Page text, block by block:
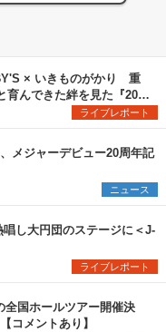
× いきものがかり 重
育んできた絆を見た『20周
ライブレポート
メジャーデビュー20周年記
ニュース
し大円団のステージに＜J-
ライブレポート
全国ホールツアー開催決
コメントあり】